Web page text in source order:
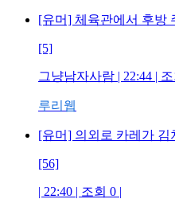
[유머] 체육관에서 후방
[5]
그냥남자사람 | 22:44 | 조
루리웹
[유머] 의외로 카레가 김
[56]
| 22:40 | 조회 0 |